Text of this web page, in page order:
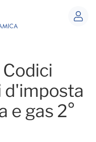
Tributo -
d'imposta
e gas 2°